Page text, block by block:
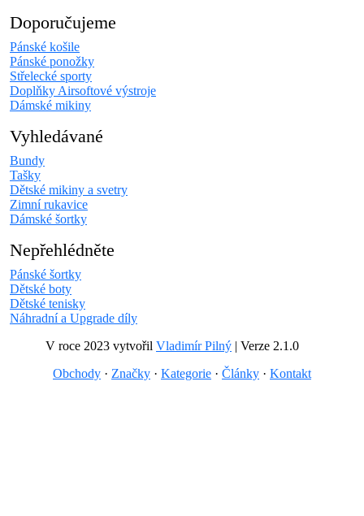
Doporučujeme
Pánské košile
Pánské ponožky
Střelecké sporty
Doplňky Airsoftové výstroje
Dámské mikiny
Vyhledávané
Bundy
Tašky
Dětské mikiny a svetry
Zimní rukavice
Dámské šortky
Nepřehlédněte
Pánské šortky
Dětské boty
Dětské tenisky
Náhradní a Upgrade díly
V roce 2023 vytvořil Vladimír Pilný | Verze 2.1.0
Obchody · Značky · Kategorie · Články · Kontakt